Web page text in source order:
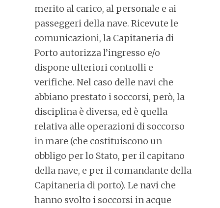
merito al carico, al personale e ai
passeggeri della nave. Ricevute le
comunicazioni, la Capitaneria di
Porto autorizza l’ingresso e/o
dispone ulteriori controlli e
verifiche. Nel caso delle navi che
abbiano prestato i soccorsi, però, la
disciplina è diversa, ed è quella
relativa alle operazioni di soccorso
in mare (che costituiscono un
obbligo per lo Stato, per il capitano
della nave, e per il comandante della
Capitaneria di porto). Le navi che
hanno svolto i soccorsi in acque